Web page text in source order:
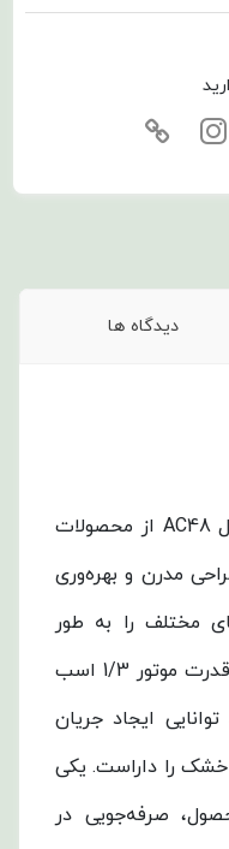
دیدگاه ها
کولر آبی پشت بامی بالا زن مدل AC48 از محصولات
مدرن و بهره‌وری
مختلف را به طور
مؤثر تأمین می‌کند. این کولر با قدرت موتور 1/3 اسب
مصرفی 500 وات، توانایی ایجاد جریان
را داراست. یکی
صرفه‌جویی در